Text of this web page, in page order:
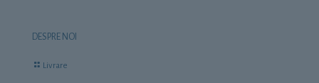
DESPRE NOI
Livrare